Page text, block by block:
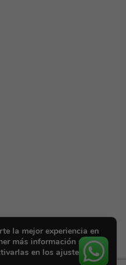
la mejor experiencia en
más información sobre
en los ajustes.